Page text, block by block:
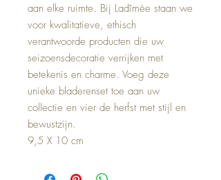
aan elke ruimte. Bij Ladîmée staan we
voor kwalitatieve, ethisch
verantwoorde producten die uw
seizoensdecoratie verrijken met
betekenis en charme. Voeg deze
unieke bladerenset toe aan uw
collectie en vier de herfst met stijl en
bewustzijn.
9,5 X 10 cm